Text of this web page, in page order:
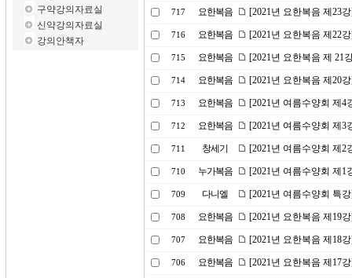
구약강의자료실
신약강의자료실
강의안책자
717 요한복음 [2021년 요한복음 제23
716 요한복음 [2021년 요한복음 제22
715 요한복음 [2021년 요한복음 제 21
714 요한복음 [2021년 요한복음 제20
713 요한복음 [2021년 여름수양회 제
712 요한복음 [2021년 여름수양회 제3
711 창세기 [2021년 여름수양회 제
710 누가복음 [2021년 여름수양회 제
709 다니엘 [2021년 여름수양회 특
708 요한복음 [2021년 요한복음 제19
707 요한복음 [2021년 요한복음 제18
706 요한복음 [2021년 요한복음 제17